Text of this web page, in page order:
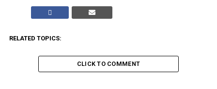
RELATED TOPICS:
CLICK TO COMMENT